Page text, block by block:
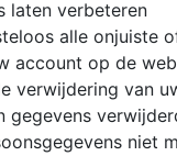
laten verbeteren
alle onjuiste
account op de
verwijdering van
gegevens
niet